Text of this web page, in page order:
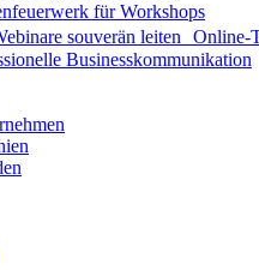
für Workshops
souverän leiten Online-
Businesskommunikation